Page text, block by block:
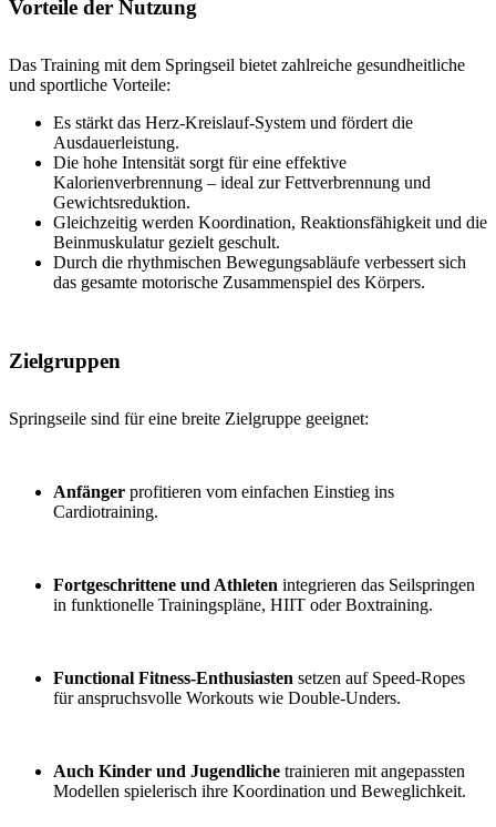
Vorteile der Nutzung
Das Training mit dem Springseil bietet zahlreiche gesundheitliche
und sportliche Vorteile:
Es stärkt das Herz-Kreislauf-System und fördert die
Ausdauerleistung.
Die hohe Intensität sorgt für eine effektive
Kalorienverbrennung – ideal zur Fettverbrennung und
Gewichtsreduktion.
Gleichzeitig werden Koordination, Reaktionsfähigkeit und die
Beinmuskulatur gezielt geschult.
Durch die rhythmischen Bewegungsabläufe verbessert sich
das gesamte motorische Zusammenspiel des Körpers.
Zielgruppen
Springseile sind für eine breite Zielgruppe geeignet:
Anfänger profitieren vom einfachen Einstieg ins
Cardiotraining.
Fortgeschrittene und Athleten integrieren das Seilspringen
in funktionelle Trainingspläne, HIIT oder Boxtraining.
Functional Fitness-Enthusiasten setzen auf Speed-Ropes
für anspruchsvolle Workouts wie Double-Unders.
Auch Kinder und Jugendliche trainieren mit angepassten
Modellen spielerisch ihre Koordination und Beweglichkeit.